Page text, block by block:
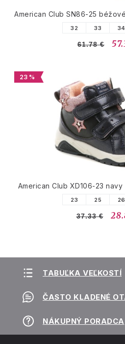
American Club SN86-25
32 33 34
61.78 €
23 %
American Club XD106-23
23 25 26
37.33 €
TABUĽKA VEĽKOSTÍ
ČASTO KLADENÉ
NÁKUPNÝ PORADCA